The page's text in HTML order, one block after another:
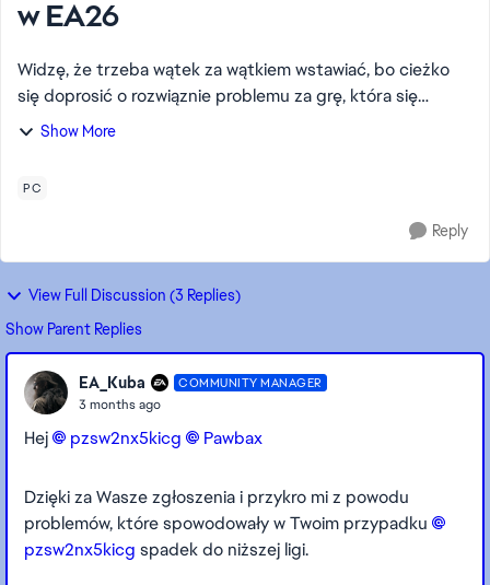
w EA26
Widzę, że trzeba wątek za wątkiem wstawiać, bo cieżko
się doprosić o rozwiąznie problemu za grę, która się
wydało pół tysiąca. Co z ciąglę pojawiającym się
Show More
PC
Reply
View Full Discussion (3 Replies)
Show Parent Replies
EA_Kuba COMMUNITY MANAGER
3 months ago
Hej pzsw2nx5kicg​ Pawbax​
Dzięki za Wasze zgłoszenia i przykro mi z powodu
problemów, które spowodowały w Twoim przypadku
pzsw2nx5kicg​ spadek do niższej ligi.